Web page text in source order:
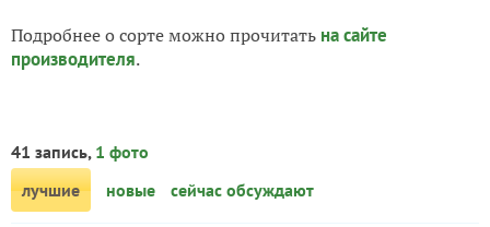
Подробнее о сорте можно прочитать на сайте
производителя.
41 запись, 1 фото
лучшие
новые сейчас обсуждают